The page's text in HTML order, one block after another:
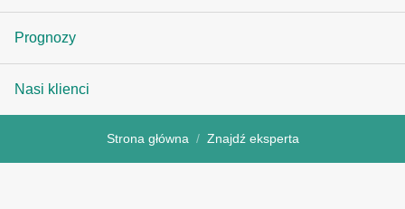
Prognozy
Nasi klienci
Strona główna Znajdź eksperta